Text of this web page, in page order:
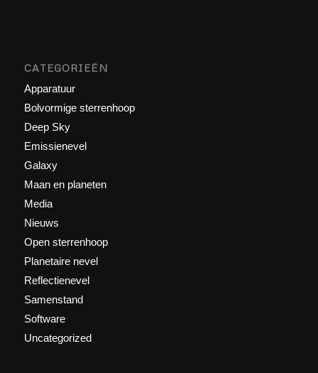
CATEGORIEËN
Apparatuur
Bolvormige sterrenhoop
Deep Sky
Emissienevel
Galaxy
Maan en planeten
Media
Nieuws
Open sterrenhoop
Planetaire nevel
Reflectienevel
Samenstand
Software
Uncategorized